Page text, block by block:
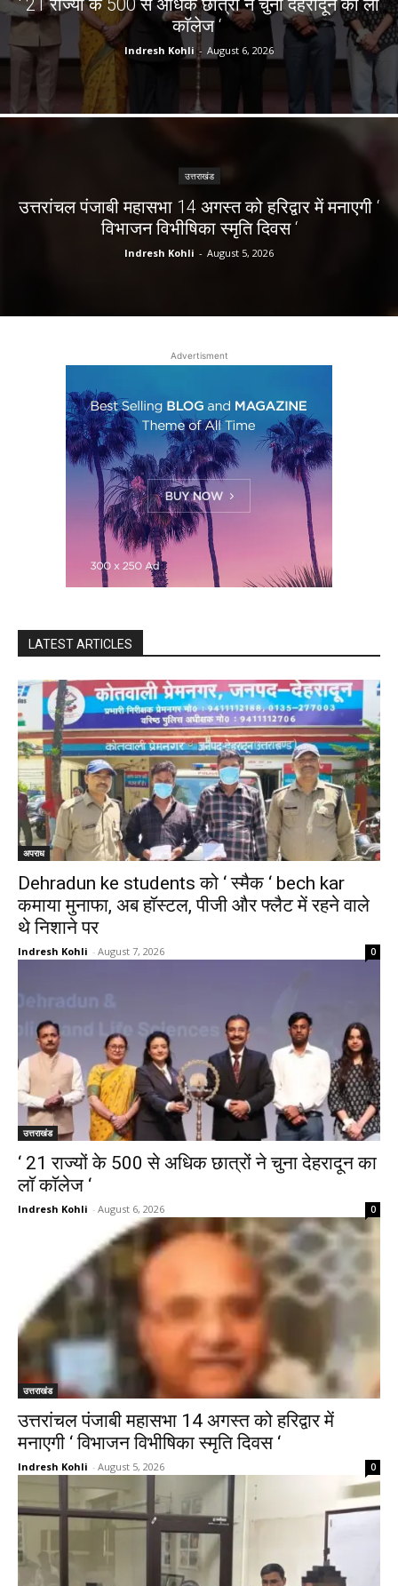
काॅलेज ‘
Indresh Kohli - August 6, 2026
उत्तराखंड
उत्तरांचल पंजाबी महासभा 14 अगस्त को हरिद्वार में मनाएगी ‘
विभाजन विभीषिका स्मृति दिवस ‘
Indresh Kohli - August 5, 2026
Advertisment
LATEST ARTICLES
अपराध
Dehradun ke students को ‘ स्मैक ‘ bech kar
कमाया मुनाफा, अब हॉस्टल, पीजी और फ्लैट में रहने वाले
थे निशाने पर
Indresh Kohli - August 7, 2026 0
उत्तराखंड
‘ 21 राज्यों के 500 से अधिक छात्रों ने चुना देहरादून का
लाॅ काॅलेज ‘
Indresh Kohli - August 6, 2026 0
उत्तराखंड
उत्तरांचल पंजाबी महासभा 14 अगस्त को हरिद्वार में
मनाएगी ‘ विभाजन विभीषिका स्मृति दिवस ‘
Indresh Kohli - August 5, 2026 0